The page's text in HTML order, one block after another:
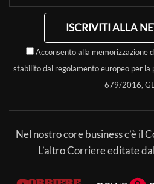
ISCRIVITI ALLA
Acconsento alla memorizzazione
stabilito dal regolamento europeo per la
679/2016,
Nel nostro core business c’è il
L’altro Corriere editate